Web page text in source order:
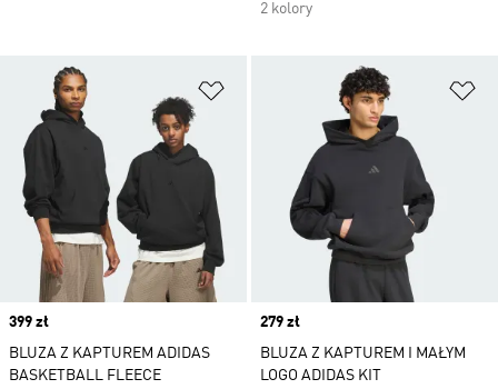
2 kolory
Dodaj do listy życzeń
Price
399 zł
BLUZA Z KAPTUREM ADIDAS
BASKETBALL FLEECE
Price
279 zł
BLUZA Z KAPTUREM I MAŁYM
LOGO ADIDAS KIT